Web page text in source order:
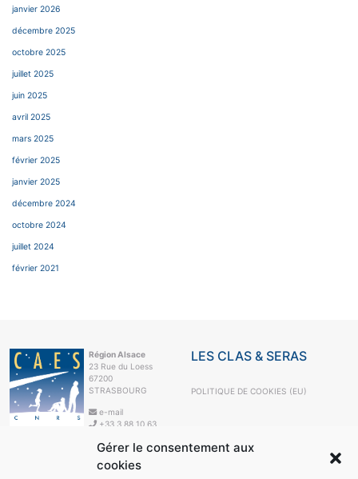
Gérer le consentement aux
cookies
janvier 2026
décembre 2025
octobre 2025
juillet 2025
juin 2025
avril 2025
mars 2025
février 2025
janvier 2025
décembre 2024
octobre 2024
juillet 2024
février 2021
Région Alsace
23 Rue du Loess
67200
STRASBOURG
e-mail
+33 3 88 10 63
LES CLAS & SERAS
POLITIQUE DE COOKIES (EU)